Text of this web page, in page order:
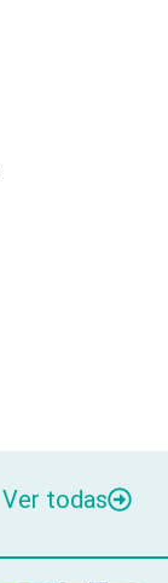
Ver todas